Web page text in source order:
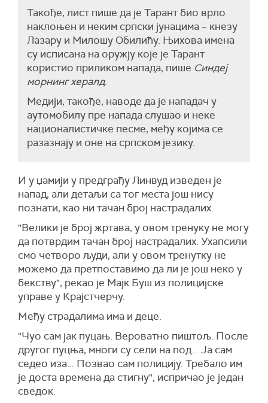
Такође, лист пише да је Тарант био врло
наклоњен и неким српски јунацима – кнезу
Лазару и Милошу Обилићу. Њихова имена
су исписана на оружју које је Тарант
користио приликом напада, пише Синдеј
морнинг хералд.
Медији, такође, наводе да је нападач у
аутомобилу пре напада слушао и неке
националистичке песме, међу којима се
разазнају и оне на српском језику.
И у џамији у предграђу Линвуд изведен је
напад, али детаљи са тог места још нису
познати, као ни тачан број настрадалих.
"Велики је број жртава, у овом тренуку не могу
да потврдим тачан број настрадалих. Ухапсили
смо четворо људи, али у овом тренутку не
можемо да претпоставимо да ли је још неко у
бекству", рекао је Мајк Буш из полицијске
управе у Крајстчерчу.
Meђу страдалима има и деце.
"Чуо сам јак пуцањ. Вероватно пиштољ. После
другог пуцња, многи су сели на под... Ја сам
седео иза... Позвао сам полицију. Требало им
је доста времена да стигну", испричао је један
сведок.